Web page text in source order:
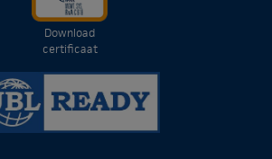
Download
certificaat